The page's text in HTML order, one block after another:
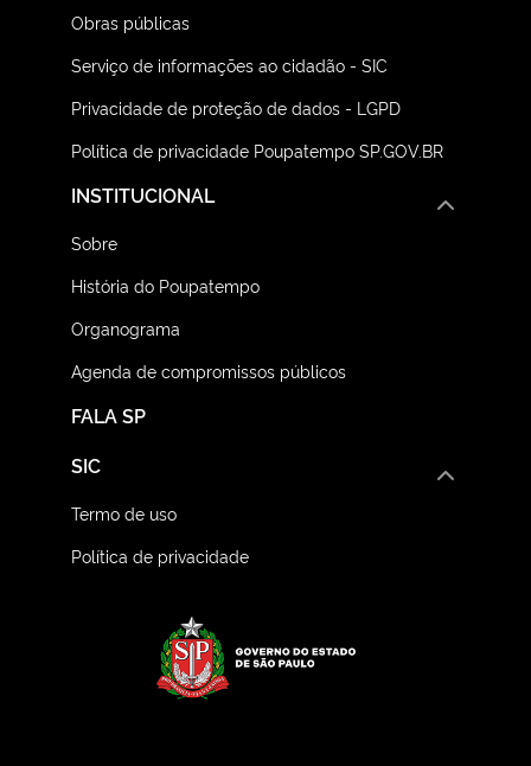
Obras públicas
Serviço de informações ao cidadão - SIC
Privacidade de proteção de dados - LGPD
Política de privacidade Poupatempo SP.GOV.BR
FALA SP
INSTITUCIONAL
Sobre
História do Poupatempo
Organograma
Agenda de compromissos públicos
SIC
Termo de uso
Política de privacidade